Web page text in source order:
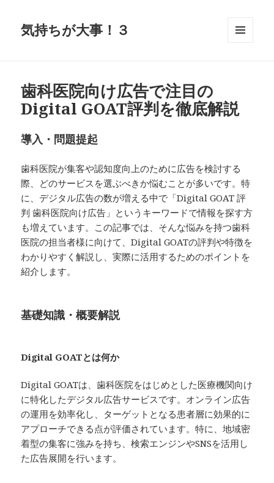
気持ちが大事！３
歯科医院向け広告で注目の
Digital GOAT評判を徹底解説
導入・問題提起
歯科医院が集客や認知度向上のために広告を検討する
際、どのサービスを選ぶべきか悩むことが多いです。特
に、デジタル広告の数が増える中で「Digital GOAT 評
判 歯科医院向け広告」というキーワードで情報を探す方
も増えています。この記事では、そんな悩みを持つ歯科
医院の担当者様に向けて、Digital GOATの評判や特徴を
わかりやすく解説し、実際に活用するためのポイントを
紹介します。
基礎知識・概要解説
Digital GOATとは何か
Digital GOATは、歯科医院をはじめとした医療機関向け
に特化したデジタル広告サービスです。オンライン広告
の運用を効率化し、ターゲットとなる患者層に効果的に
アプローチできる点が評価されています。特に、地域密
着型の集客に強みを持ち、検索エンジンやSNSを活用し
た広告展開を行います。